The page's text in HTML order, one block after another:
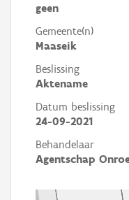
geen
Gemeente(n)
Maaseik
Beslissing
Aktename
Datum beslissing
24-09-2021
Behandelaar
Agentschap